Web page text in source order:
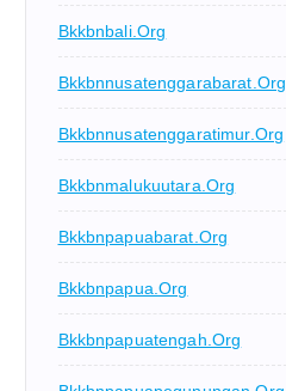
Bkkbnbali.org
Bkkbnnusatenggarabarat.org
Bkkbnnusatenggaratimur.org
Bkkbnmalukuutara.org
Bkkbnpapuabarat.org
Bkkbnpapua.org
Bkkbnpapuatengah.org